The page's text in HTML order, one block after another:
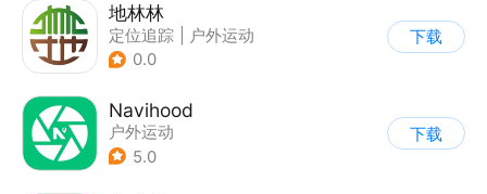
地林林
定位追踪
户外运动
0.0
下载
Navihood
户外运动
5.0
下载